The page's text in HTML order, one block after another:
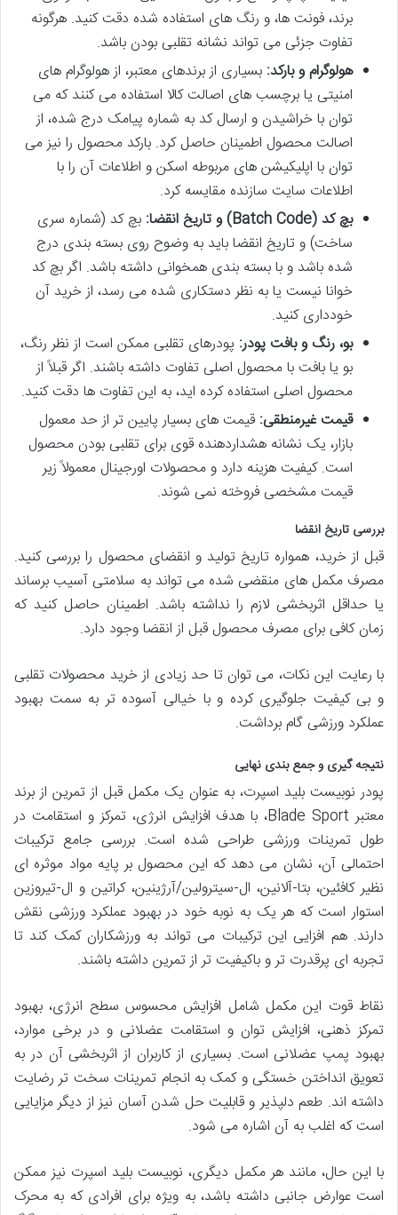
برند، فونت ها، و رنگ های استفاده شده دقت کنید. هرگونه
تفاوت جزئی می تواند نشانه تقلبی بودن باشد.
هولوگرام و بارکد: بسیاری از برندهای معتبر، از هولوگرام های
امنیتی یا برچسب های اصالت کالا استفاده می کنند که می
توان با خراشیدن و ارسال کد به شماره پیامک درج شده، از
اصالت محصول اطمینان حاصل کرد. بارکد محصول را نیز می
توان با اپلیکیشن های مربوطه اسکن و اطلاعات آن را با
اطلاعات سایت سازنده مقایسه کرد.
بچ کد (Batch Code) و تاریخ انقضا:
بچ کد (شماره سری
ساخت) و تاریخ انقضا باید به وضوح روی بسته بندی درج
شده باشد و با بسته بندی همخوانی داشته باشد. اگر بچ کد
خوانا نیست یا به نظر دستکاری شده می رسد، از خرید آن
خودداری کنید.
بو، رنگ و بافت پودر: پودرهای تقلبی ممکن است از نظر رنگ،
بو یا بافت با محصول اصلی تفاوت داشته باشند. اگر قبلاً از
محصول اصلی استفاده کرده اید، به این تفاوت ها دقت کنید.
قیمت غیرمنطقی: قیمت های بسیار پایین تر از حد معمول
بازار، یک نشانه هشداردهنده قوی برای تقلبی بودن محصول
است. کیفیت هزینه دارد و محصولات اورجینال معمولاً زیر
قیمت مشخصی فروخته نمی شوند.
بررسی تاریخ انقضا
قبل از خرید، همواره تاریخ تولید و انقضای محصول را بررسی کنید.
مصرف مکمل های منقضی شده می تواند به سلامتی آسیب برساند
یا حداقل اثربخشی لازم را نداشته باشد. اطمینان حاصل کنید که
زمان کافی برای مصرف محصول قبل از انقضا وجود دارد.
با رعایت این نکات، می توان تا حد زیادی از خرید محصولات تقلبی
و بی کیفیت جلوگیری کرده و با خیالی آسوده تر به سمت بهبود
عملکرد ورزشی گام برداشت.
نتیجه گیری و جمع بندی نهایی
پودر نوبیست بلید اسپرت، به عنوان یک مکمل قبل از تمرین از برند
معتبر Blade Sport، با هدف افزایش انرژی، تمرکز و استقامت در
طول تمرینات ورزشی طراحی شده است. بررسی جامع ترکیبات
احتمالی آن، نشان می دهد که این محصول بر پایه مواد موثره ای
نظیر کافئین، بتا-آلانین، ال-سیترولین/آرژینین، کراتین و ال-تیروزین
استوار است که هر یک به نوبه خود در بهبود عملکرد ورزشی نقش
دارند. هم افزایی این ترکیبات می تواند به ورزشکاران کمک کند تا
تجربه ای پرقدرت تر و باکیفیت تر از تمرین داشته باشند.
نقاط قوت این مکمل شامل افزایش محسوس سطح انرژی، بهبود
تمرکز ذهنی، افزایش توان و استقامت عضلانی و در برخی موارد،
بهبود پمپ عضلانی است. بسیاری از کاربران از اثربخشی آن در به
تعویق انداختن خستگی و کمک به انجام تمرینات سخت تر رضایت
داشته اند. طعم دلپذیر و قابلیت حل شدن آسان نیز از دیگر مزایایی
است که اغلب به آن اشاره می شود.
با این حال، مانند هر مکمل دیگری، نوبیست بلید اسپرت نیز ممکن
است عوارض جانبی داشته باشد، به ویژه برای افرادی که به محرک